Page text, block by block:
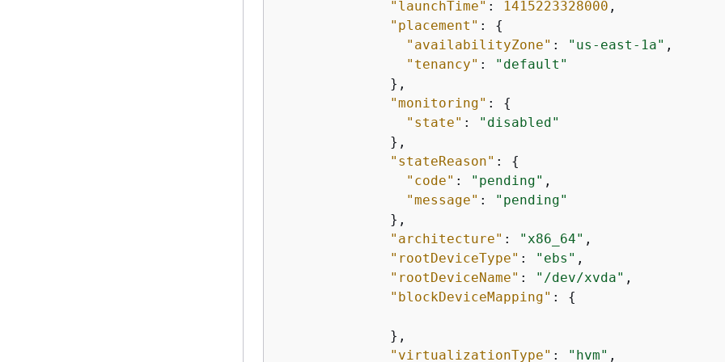
"launchTime" : 1415223328000 ,
"placement" : {
"availabilityZone" : "us-east-1a" ,
"tenancy" :
"default"
              },
"monitoring" : {
"state" :
"disabled"
              },
"stateReason" : {
"code" : "pending" ,
"message" :
"pending"
              },
"architecture" : "x86_64" ,
"rootDeviceType" : "ebs" ,
"rootDeviceName" : "/dev/xvda" ,
"blockDeviceMapping" : {
              },
"virtualizationType" : "hvm" ,